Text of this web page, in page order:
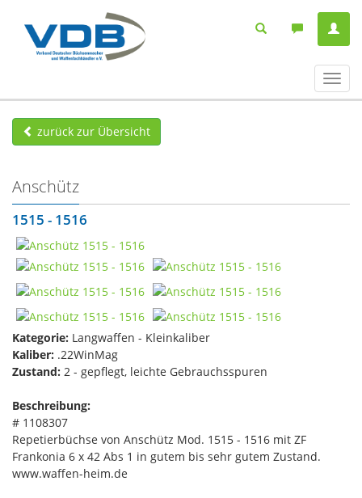
ein-/
zurück zur Übersicht
Anschütz
1515 - 1516
Kategorie: Langwaffen - Kleinkaliber
Kaliber: .22WinMag
Zustand: 2 - gepflegt, leichte Gebrauchsspuren
Beschreibung:
# 1108307
Repetierbüchse von Anschütz Mod. 1515 - 1516 mit ZF
Frankonia 6 x 42 Abs 1 in gutem bis sehr gutem Zustand.
www.waffen-heim.de